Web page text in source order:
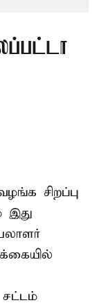
சிறப்பு
இது